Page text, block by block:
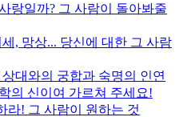
랑일까? 그 사람이 돌아봐줄
, 망상... 당신에 대한 그 사람
대와의 궁합과 숙명의 인연
의 신이여 가르쳐 주세요!
라! 그 사람이 원하는 것